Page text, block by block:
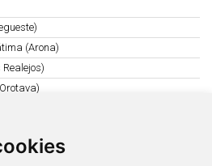
(Arona)